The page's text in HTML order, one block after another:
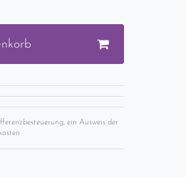
ein Ausweis der